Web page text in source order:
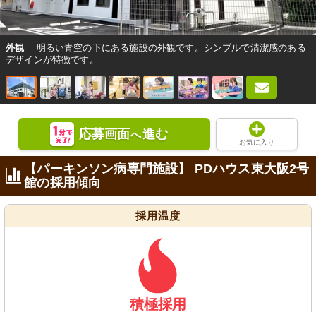
外観
明るい青空の下にある施設の外観です。シンプルで清潔感のある
デザインが特徴です。
応募画面へ進む
お気に入り
【パーキンソン病専門施設】 PDハウス東大阪2号
館の採用傾向
採用温度
積極採用